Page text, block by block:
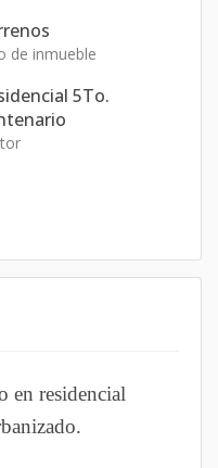
de inmueble
5To.
en residencial